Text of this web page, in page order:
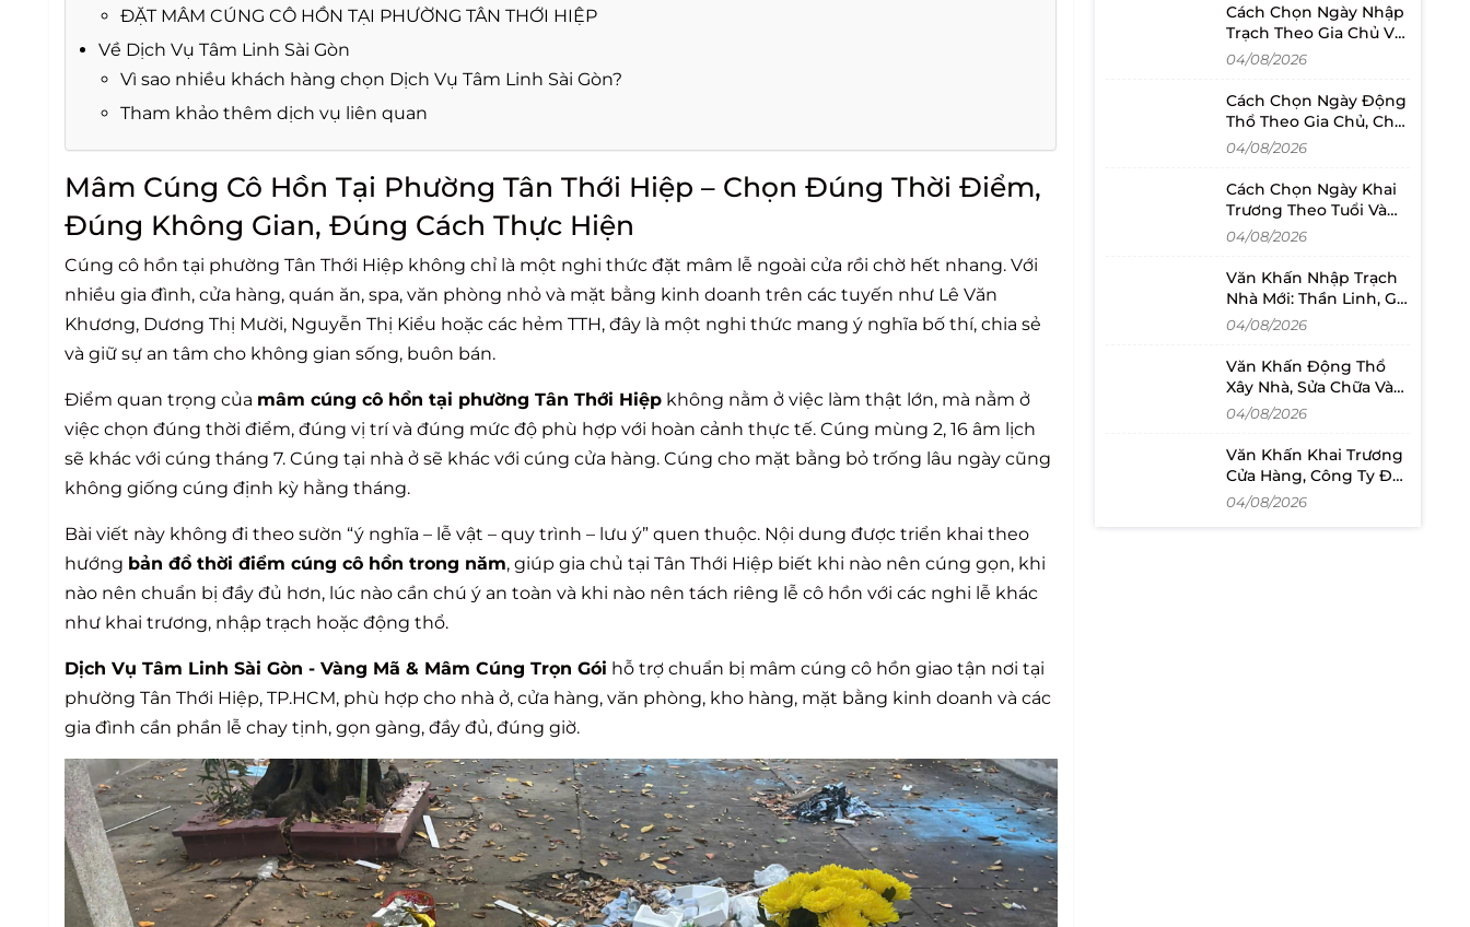
ĐẶT MÂM CÚNG CÔ HỒN TẠI PHƯỜNG TÂN THỚI HIỆP
Về Dịch Vụ Tâm Linh Sài Gòn
Vì sao nhiều khách hàng chọn Dịch Vụ Tâm Linh Sài Gòn?
Tham khảo thêm dịch vụ liên quan
Mâm Cúng Cô Hồn Tại Phường Tân Thới Hiệp – Chọn Đúng Thời Điểm,
Đúng Không Gian, Đúng Cách Thực Hiện
Cúng cô hồn tại phường Tân Thới Hiệp không chỉ là một nghi thức đặt mâm lễ ngoài cửa rồi chờ hết nhang. Với
nhiều gia đình, cửa hàng, quán ăn, spa, văn phòng nhỏ và mặt bằng kinh doanh trên các tuyến như Lê Văn
Khương, Dương Thị Mười, Nguyễn Thị Kiểu hoặc các hẻm TTH, đây là một nghi thức mang ý nghĩa bố thí, chia sẻ
và giữ sự an tâm cho không gian sống, buôn bán.
Điểm quan trọng của mâm cúng cô hồn tại phường Tân Thới Hiệp không nằm ở việc làm thật lớn, mà nằm ở
việc chọn đúng thời điểm, đúng vị trí và đúng mức độ phù hợp với hoàn cảnh thực tế. Cúng mùng 2, 16 âm lịch
sẽ khác với cúng tháng 7. Cúng tại nhà ở sẽ khác với cúng cửa hàng. Cúng cho mặt bằng bỏ trống lâu ngày cũng
không giống cúng định kỳ hằng tháng.
Bài viết này không đi theo sườn “ý nghĩa – lễ vật – quy trình – lưu ý” quen thuộc. Nội dung được triển khai theo
hướng bản đồ thời điểm cúng cô hồn trong năm, giúp gia chủ tại Tân Thới Hiệp biết khi nào nên cúng gọn, khi
nào nên chuẩn bị đầy đủ hơn, lúc nào cần chú ý an toàn và khi nào nên tách riêng lễ cô hồn với các nghi lễ khác
như khai trương, nhập trạch hoặc động thổ.
Dịch Vụ Tâm Linh Sài Gòn - Vàng Mã & Mâm Cúng Trọn Gói hỗ trợ chuẩn bị mâm cúng cô hồn giao tận nơi tại
phường Tân Thới Hiệp, TP.HCM, phù hợp cho nhà ở, cửa hàng, văn phòng, kho hàng, mặt bằng kinh doanh và các
gia đình cần phần lễ chay tịnh, gọn gàng, đầy đủ, đúng giờ.
Cách Chọn Ngày Nhập
Trạch Theo Gia Chủ Và
Lịch Chuyển Nhà
04/08/2026
Cách Chọn Ngày Động
Thổ Theo Gia Chủ, Chủ
Đầu Tư Và Người Mượn
04/08/2026
Cách Chọn Ngày Khai
Trương Theo Tuổi Và
Lịch Mở Bán
04/08/2026
Văn Khấn Nhập Trạch
Nhà Mới: Thần Linh, Gia
Tiên Và Cách Đọc
04/08/2026
Văn Khấn Động Thổ
Xây Nhà, Sửa Chữa Và
Khởi Công Dự Án
04/08/2026
Văn Khấn Khai Trương
Cửa Hàng, Công Ty Đầy
Đủ Và Dễ Đọc
04/08/2026